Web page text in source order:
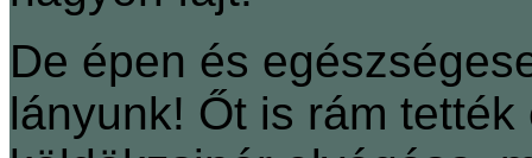
De épen és
lányunk! Őt is rám